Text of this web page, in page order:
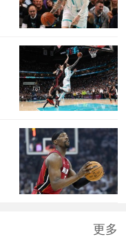
更多